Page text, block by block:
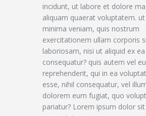
incidunt, ut labore et dolore
aliquam quaerat voluptatem.
minima veniam, quis nostrum
exercitationem ullam corporis
laboriosam, nisi ut aliquid ex
consequatur? quis autem vel
reprehenderit, qui in ea
esse, nihil consequatur, vel
dolorem eum fugiat, quo
pariatur? Lorem ipsum dolor